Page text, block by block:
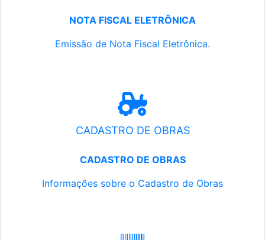
NOTA FISCAL ELETRÔNICA
Emissão de Nota Fiscal Eletrônica.
CADASTRO DE OBRAS
CADASTRO DE OBRAS
Informações sobre o Cadastro de Obras